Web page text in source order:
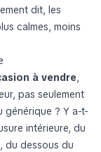
dit, les
calmes, moins
à vendre,
pas seulement
générique ? Y a-t-
intérieure, du
du dessous du